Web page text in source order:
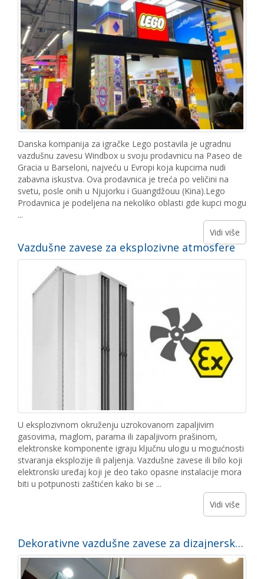
Danska kompanija za igračke Lego postavila je ugradnu
vazdušnu zavesu Windbox u svoju prodavnicu na Paseo de
Gracia u Barseloni, najveću u Evropi koja kupcima nudi
zabavna iskustva. Ova prodavnica je treća po veličini na
svetu, posle onih u Njujorku i Guangdžouu (Kina).Lego
Prodavnica je podeljena na nekoliko oblasti gde kupci mogu
...
Vidi više
Vazdušne zavese za eksplozivne atmosfere
U eksplozivnom okruženju uzrokovanom zapaljivim
gasovima, maglom, parama ili zapaljivom prašinom,
elektronske komponente igraju ključnu ulogu u mogućnosti
stvaranja eksplozije ili paljenja. Vazdušne zavese ili bilo koji
elektronski uređaj koji je deo tako opasne instalacije mora
biti u potpunosti zaštićen kako bi se ...
Vidi više
Dekorativne vazdušne zavese za dizajnerske prostore